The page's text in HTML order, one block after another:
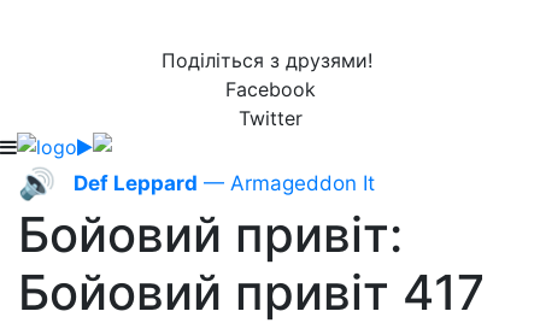
Поділіться з друзями!
Facebook
Twitter
🔊 Def Leppard — Armageddon It
Бойовий привіт:
Бойовий привіт 417